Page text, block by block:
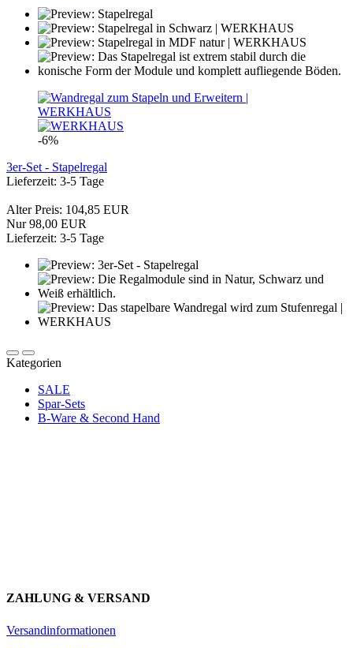
-6%
3er-Set - Stapelregal
Lieferzeit: 3-5 Tage
Alter Preis: 104,85 EUR
Nur 98,00 EUR
Lieferzeit: 3-5 Tage
Kategorien
SALE
Spar-Sets
B-Ware & Second Hand
ZAHLUNG & VERSAND
Versandinformationen